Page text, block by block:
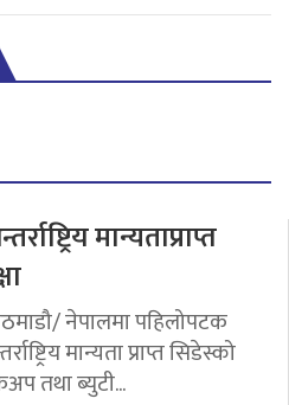
मान्यताप्राप्त
नेपालमा पहिलोपटक
मान्यता प्राप्त सिडेस्को
तथा ब्युटी...